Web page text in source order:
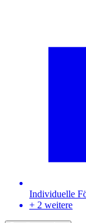
Individuelle
+ 2 weitere